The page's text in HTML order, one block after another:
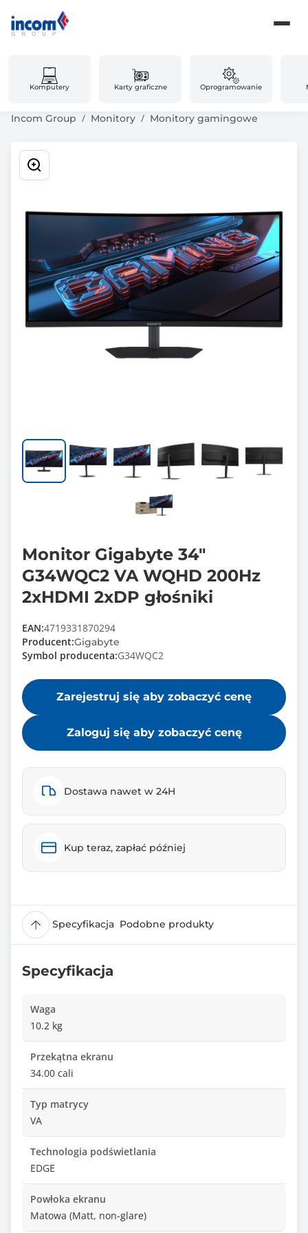
Komputery Karty graficzne Oprogramowanie
Incom Group Monitory Monitory gamingowe
Monitor Gigabyte 34"
G34WQC2 VA WQHD 200Hz
2xHDMI 2xDP głośniki
EAN:4719331870294
Producent:Gigabyte
Symbol producenta:G34WQC2
Zarejestruj się aby zobaczyć cenę
Zaloguj się aby zobaczyć cenę
Dostawa nawet w 24H
Kup teraz, zapłać później
Specyfikacja Podobne produkty
Specyfikacja
Waga
10.2 kg
Przekątna ekranu
34.00 cali
Typ matrycy
VA
Technologia podświetlania
EDGE
Powłoka ekranu
Matowa (Matt, non-glare)